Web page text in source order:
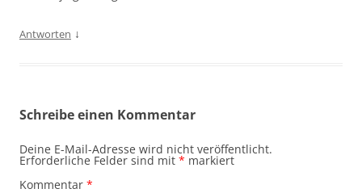
Antworten ↓
Schreibe einen Kommentar
Deine E-Mail-Adresse wird nicht veröffentlicht.
Erforderliche Felder sind mit * markiert
Kommentar *